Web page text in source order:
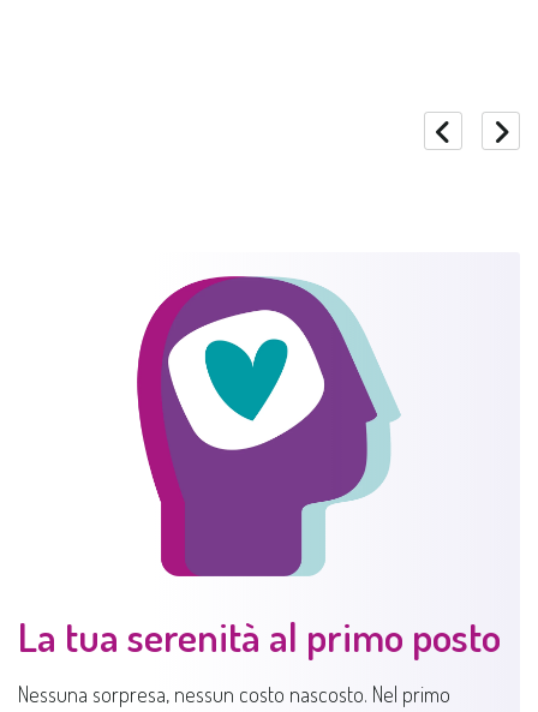
La tua serenità al primo posto
Nessuna sorpresa, nessun costo nascosto. Nel primo